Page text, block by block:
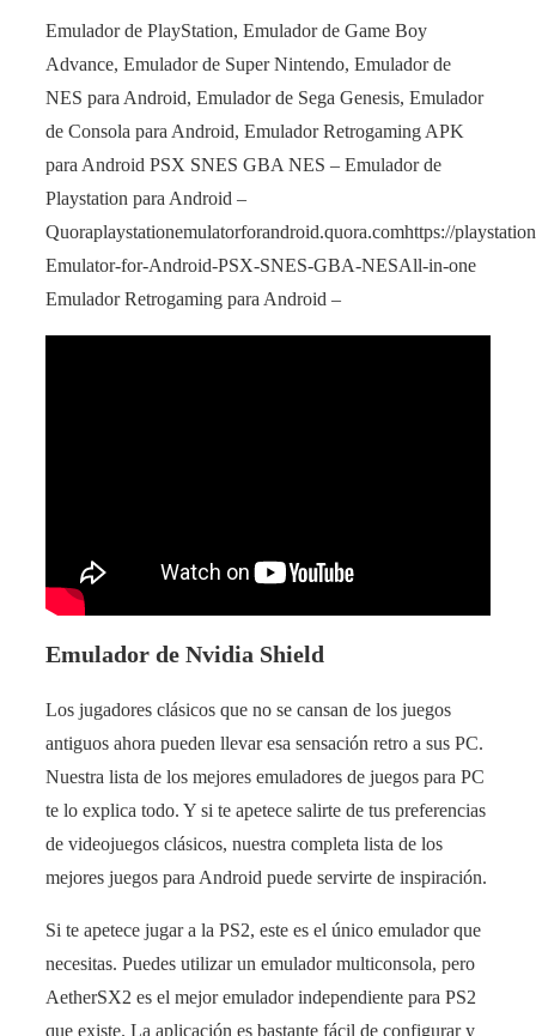
Emulador de PlayStation, Emulador de Game Boy
Advance, Emulador de Super Nintendo, Emulador de
NES para Android, Emulador de Sega Genesis, Emulador
de Consola para Android, Emulador Retrogaming APK
para Android PSX SNES GBA NES – Emulador de
Playstation para Android –
Quoraplaystationemulatorforandroid.quora.comhttps://
Emulator-for-Android-PSX-SNES-GBA-NESAll-in-one
Emulador Retrogaming para Android –
Emulador de Nvidia Shield
Los jugadores clásicos que no se cansan de los juegos
antiguos ahora pueden llevar esa sensación retro a sus PC.
Nuestra lista de los mejores emuladores de juegos para PC
te lo explica todo. Y si te apetece salirte de tus preferencias
de videojuegos clásicos, nuestra completa lista de los
mejores juegos para Android puede servirte de inspiración.
Si te apetece jugar a la PS2, este es el único emulador que
necesitas. Puedes utilizar un emulador multiconsola, pero
AetherSX2 es el mejor emulador independiente para PS2
que existe. La aplicación es bastante fácil de configurar y